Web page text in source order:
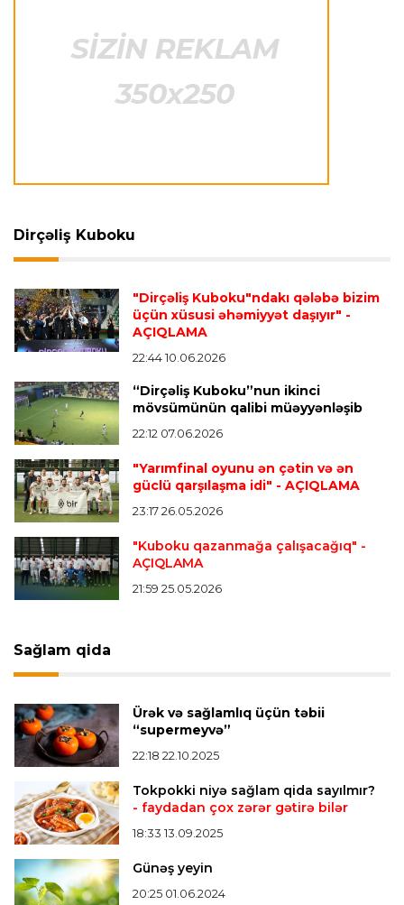
Lukaku ilə "Monako" arasında danışıqlar
Transfer 23:09 07.08.2026
hazırlaşır
"Real" argentinalı futbolçusunu "Fiorentina"ya
icarəyə göndərdi
Transfer 22:57 07.08.2026
"Qranada" Zinəddin Zidanın oğlu ilə yollarını
ayırdı
Transfer 22:54 07.08.2026
"Mançester Siti" argentinalı qapıçını transfer
edir
Offside 19:46 07.08.2026
bürünc medalın sahibi müəyyənləşdi
Misli Premyer liqa 16:52 07.08.2026
"Zirə" Namik Ələskərovla yollarını ayırdı
Bütün xəbərlər >>>
Dirçəliş Kuboku
"Dirçəliş Kuboku"ndakı qələbə bizim
üçün xüsusi əhəmiyyət daşıyır" -
AÇIQLAMA
22:44 10.06.2026
“Dirçəliş Kuboku”nun ikinci
mövsümünün qalibi müəyyənləşib
22:12 07.06.2026
"Yarımfinal oyunu ən çətin və ən
güclü qarşılaşma idi" - AÇIQLAMA
23:17 26.05.2026
"Kuboku qazanmağa çalışacağıq" -
AÇIQLAMA
21:59 25.05.2026
Sağlam qida
Ürək və sağlamlıq üçün təbii
“supermeyvə”
22:18 22.10.2025
Tokpokki niyə sağlam qida sayılmır?
- faydadan çox zərər gətirə bilər
18:33 13.09.2025
Günəş yeyin
20:25 01.06.2024